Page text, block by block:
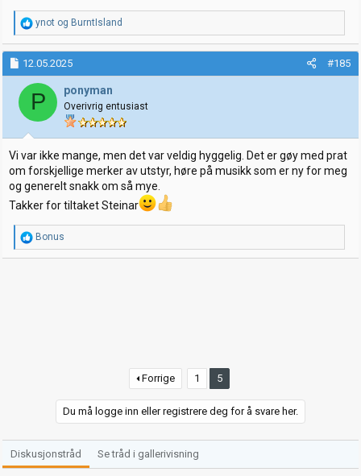
R
e
a
k
j
o
e
r
ynot og BurntIsland
12.05.2025 #185
P ponyman
Overivrig entusiast
Vi var ikke mange, men det var veldig hyggelig. Det er gøy med prat
om forskjellige merker av utstyr, høre på musikk som er ny for meg
og generelt snakk om så mye.
Takker for tiltaket Steinar
R
e
a
Bonus
Forrige 1 5
Du må logge inn eller registrere deg for å svare her.
Diskusjonstråd Se tråd i gallerivisning